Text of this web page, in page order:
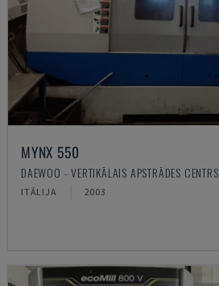
MYNX 550
DAEWOO - VERTIKĀLAIS APSTRĀDES CENTRS
ITĀLIJA 2003